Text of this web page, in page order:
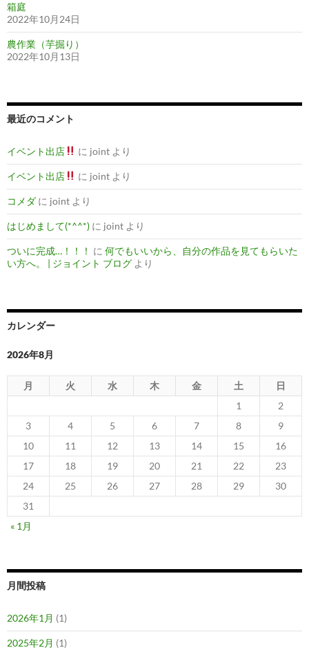
箱庭
2022年10月24日
農作業（芋掘り）
2022年10月13日
最近のコメント
イベント出店 に jointより
イベント出店 に jointより
コメダ に joint より
はじめまして(*^^*) に joint より
ついに完成…！！！ に 何でもいいから、自分の作品を見てもらいた
い方へ。 | ジョイント ブログ より
カレンダー
2026年8月
月 火 水 木 金 土
日
1
2
3
4 5 6 7 8
9
10
11 12 13 14 15
16
17
18 19 20 21 22
23
24
25 26 27 28 29
30
31
« 1月
月間投稿
2026年1月 (1)
2025年2月 (1)